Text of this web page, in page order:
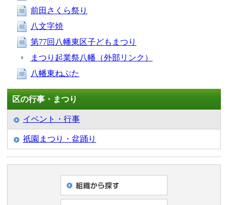
前田さくら祭り
八文字焼
第77回八幡東区子どもまつり
まつり起業祭八幡（外部リンク）
八幡東ねぶた
区の行事・まつり
イベント・行事
祇園まつり・盆踊り